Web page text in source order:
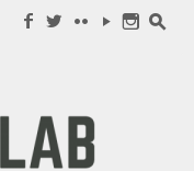
f w c y n s